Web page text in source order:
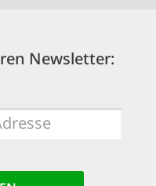
Newsletter: